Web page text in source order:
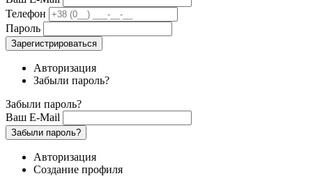
Телефон
Пароль
Зарегистрироваться
Авторизация
Забыли пароль?
Забыли пароль?
Ваш E-Mail
Забыли пароль?
Авторизация
Создание профиля